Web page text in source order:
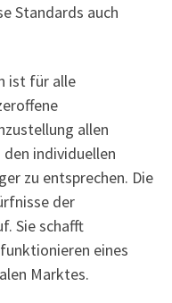
Standards auch
ist für alle
allen
individuellen
zu entsprechen. Die
der
Sie schafft
eines
Marktes.